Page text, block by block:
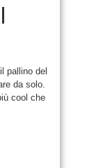
pallino del
da solo.
cool che